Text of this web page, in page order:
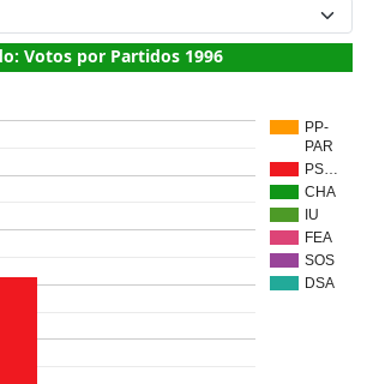
Votos por Partidos 1996
PP-
PAR
PS…
CHA
IU
FEA
SOS
DSA